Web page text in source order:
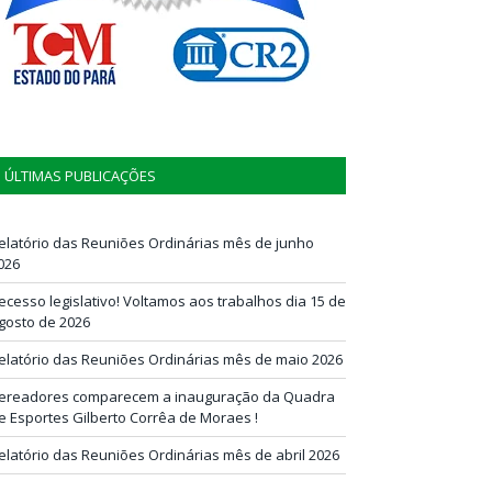
ÚLTIMAS PUBLICAÇÕES
das Reuniões Ordinárias mês de junho
legislativo! Voltamos aos trabalhos dia 15 de
de 2026
das Reuniões Ordinárias mês de maio 2026
comparecem a inauguração da Quadra
Esportes Gilberto Corrêa de Moraes !
das Reuniões Ordinárias mês de abril 2026